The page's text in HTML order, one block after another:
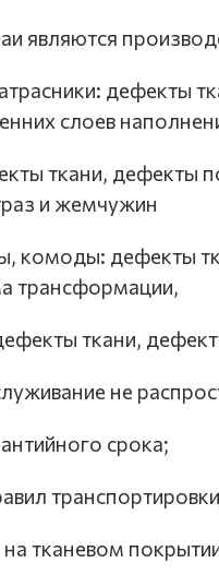
являются
дефекты
слоев
ткани,
и жемчужин
комоды: дефекты
трансформации,
ткани,
не
срока;
тканевом